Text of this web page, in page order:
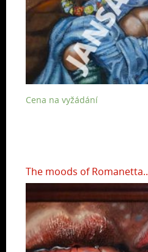
Cena na vyžádání
The moods of Romanetta..